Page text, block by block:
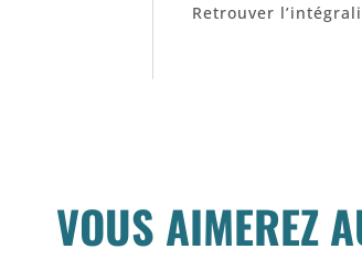
Retrouver
VOUS AIMEREZ